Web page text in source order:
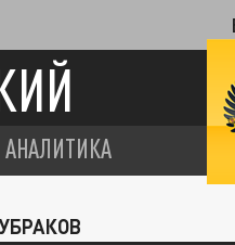
АНАЛИТИКА